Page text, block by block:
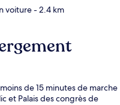
voiture- 2.4 km
de 15 minutes de marche
et Palais des congrès de